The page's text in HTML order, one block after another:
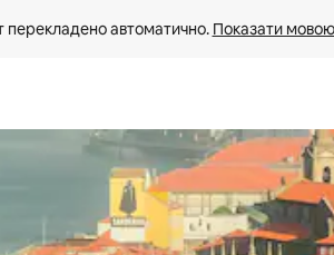
перекладено автоматично. Показати